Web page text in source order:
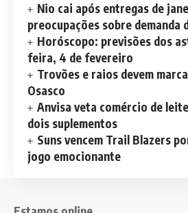
Nio cai após entregas de
preocupações sobre demanda
Horóscopo: previsões dos
feira, 4 de fevereiro
Trovões e raios devem
Osasco
Anvisa veta comércio de
dois suplementos
Suns vencem Trail Blazers
jogo emocionante